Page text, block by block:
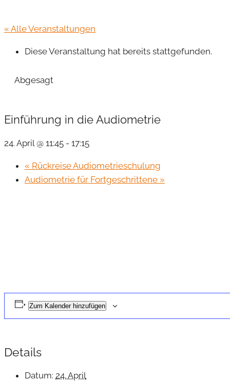
« Alle Veranstaltungen
Diese Veranstaltung hat bereits stattgefunden.
Abgesagt
Einführung in die Audiometrie
24. April @ 11:45 - 17:15
« Rückreise Audiometrieschulung
Audiometrie für Fortgeschrittene »
Zum Kalender hinzufügen
Details
Datum: 24. April